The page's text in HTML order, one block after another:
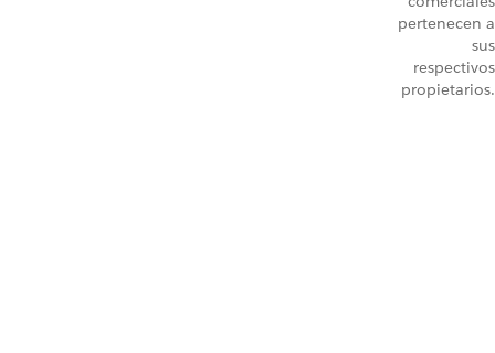
pertenecen a
sus
respectivos
propietarios.